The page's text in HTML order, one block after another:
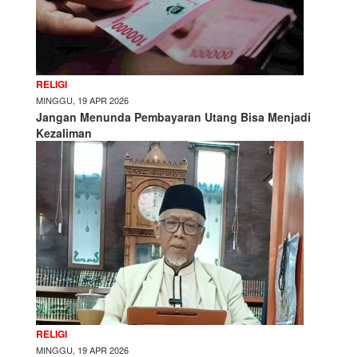
RELIGI
MINGGU, 19 APR 2026
Jangan Menunda Pembayaran Utang Bisa Menjadi
Kezaliman
RELIGI
MINGGU, 19 APR 2026